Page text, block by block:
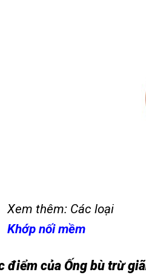
Xem thêm: Các loại
Khớp nối mềm
điểm của Ống bù trừ